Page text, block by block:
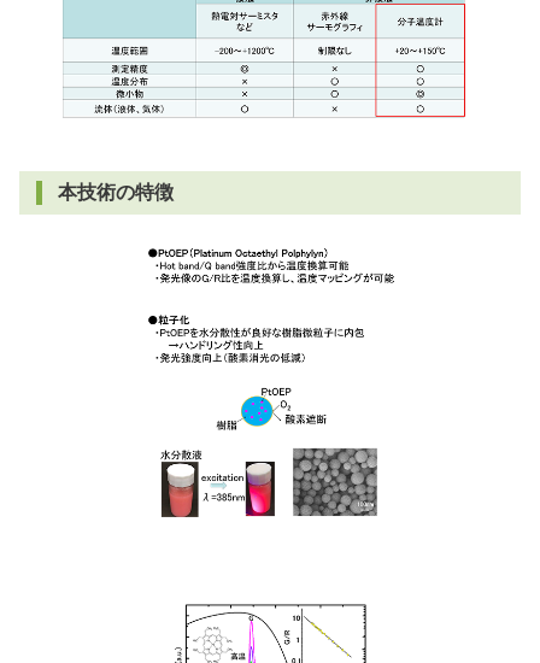
本技術の特徴